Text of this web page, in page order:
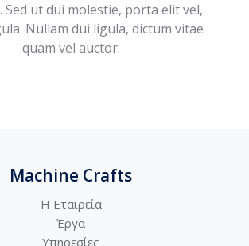
Sed ut dui molestie, porta elit vel,
Nullam dui ligula, dictum vitae
quam vel auctor.
Machine Crafts
Η Εταιρεία
Έργα
Υπηρεσίες